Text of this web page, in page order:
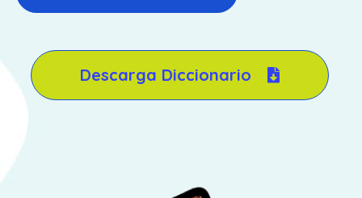
Descarga Diccionario